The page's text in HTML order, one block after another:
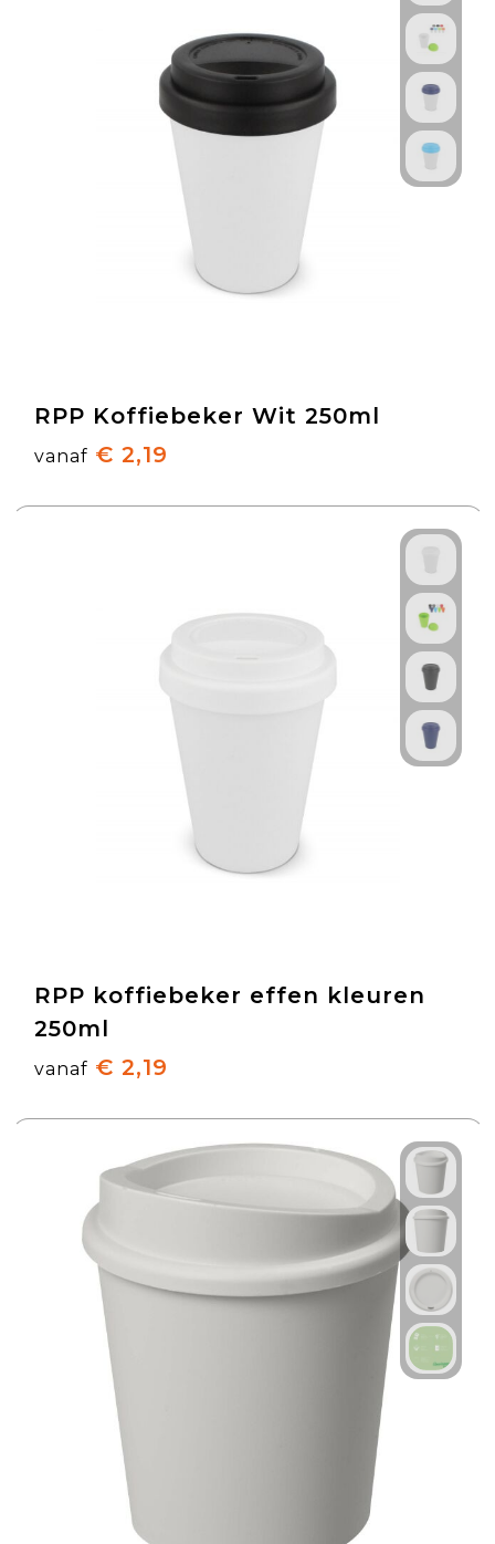
RPP Koffiebeker Wit 250ml
vanaf € 2,19
RPP koffiebeker effen kleuren
250ml
vanaf € 2,19